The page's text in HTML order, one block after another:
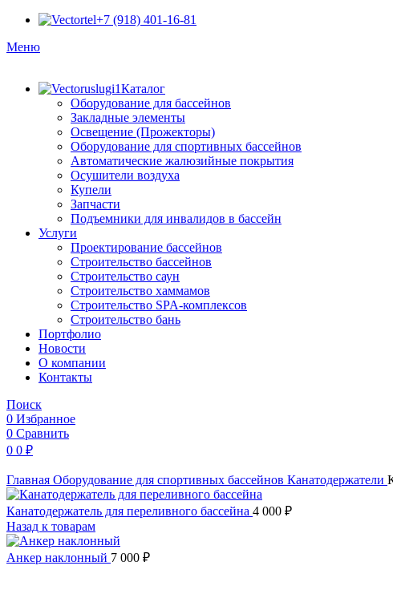
+7 (918) 401-16-81
Меню
Каталог
Оборудование для бассейнов
Закладные элементы
Освещение (Прожекторы)
Оборудование для спортивных бассейнов
Автоматические жалюзийные покрытия
Осушители воздуха
Купели
Запчасти
Подъемники для инвалидов в бассейн
Услуги
Проектирование бассейнов
Строительство бассейнов
Строительство саун
Строительство хаммамов
Строительство SPA-комплексов
Строительство бань
Портфолио
Новости
O компании
Контакты
Поиск
0 Избранное
0 Сравнить
0 0 ₽
Главная Оборудование для спортивных бассейнов Канатодержатели
Канатодержатель для переливного бассейна 4 000 ₽
Назад к товарам
Анкер наклонный 7 000 ₽